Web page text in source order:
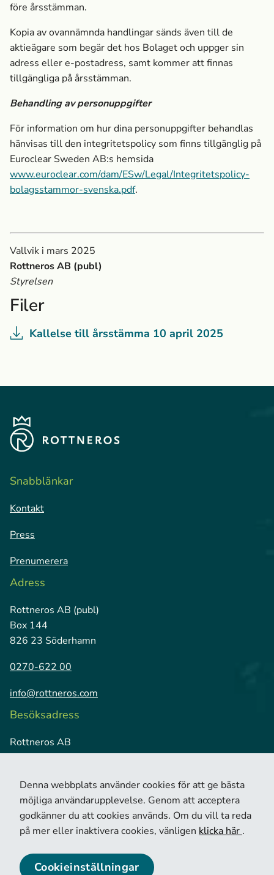
före årsstämman.
Kopia av ovannämnda handlingar sänds även till de
aktieägare som begär det hos Bolaget och uppger sin
adress eller e-postadress, samt kommer att finnas
tillgängliga på årsstämman.
Behandling av personuppgifter
För information om hur dina personuppgifter behandlas
hänvisas till den integritetspolicy som finns tillgänglig på
Euroclear Sweden AB:s hemsida
www.euroclear.com/dam/ESw/Legal/Integritetspolicy-
bolagsstammor-svenska.pdf.
Vallvik i mars 2025
Rottneros AB (publ)
Styrelsen
Filer
Kallelse till årsstämma 10 april 2025
Snabblänkar
Kontakt
Press
Prenumerera
Adress
Rottneros AB (publ)
Box 144
826 23 Söderhamn
0270-622 00
info@rottneros.com
Besöksadress
Rottneros AB
Vallviks Bruk
Denna webbplats använder cookies för att ge bästa
möjliga användarupplevelse. Genom att acceptera
godkänner du att cookies används. Om du vill ta reda
på mer eller inaktivera cookies, vänligen klicka här .
Cookieinställningar